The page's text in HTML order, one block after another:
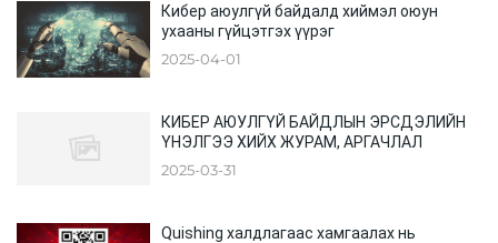
Кибер аюулгүй байдалд хиймэл оюун
ухааны гүйцэтгэх үүрэг
2025-04-01
КИБЕР АЮУЛГҮЙ БАЙДЛЫН ЭРСДЭЛИЙН
ҮНЭЛГЭЭ ХИЙХ ЖУРАМ, АРГАЧЛАЛ
2025-03-31
Quishing халдлагаас хамгаалах нь